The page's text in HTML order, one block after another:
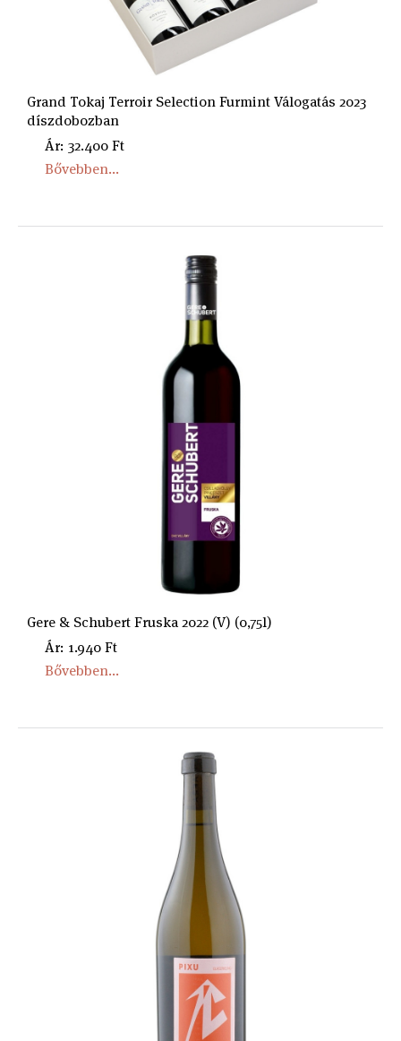
Grand Tokaj Terroir Selection Furmint Válogatás 2023
díszdobozban
Ár: 32.400 Ft
Bővebben...
Gere & Schubert Fruska 2022 (V) (0,75l)
Ár: 1.940 Ft
Bővebben...